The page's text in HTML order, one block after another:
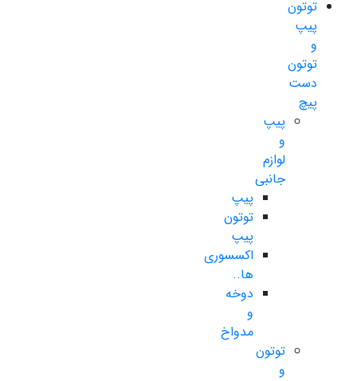
توتون
پیپ
و
توتون
دست
پیچ
پیپ
و
لوازم
جانبی
پیپ
توتون
پیپ
اکسسوری
ها..
دوخه
و
مدواخ
توتون
و